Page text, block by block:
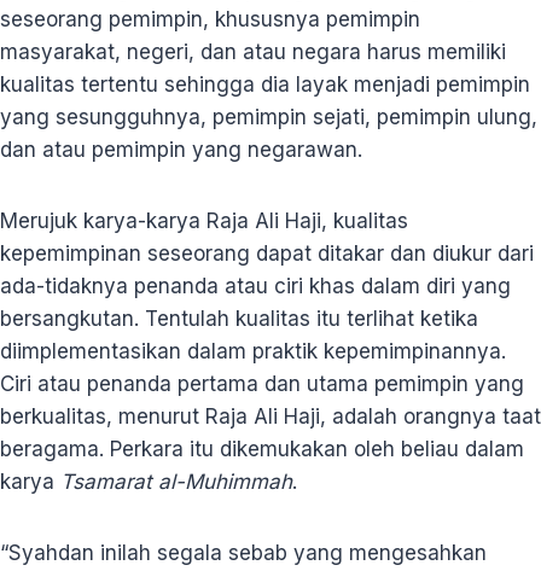
seseorang pemimpin, khususnya pemimpin
masyarakat, negeri, dan atau negara harus memiliki
kualitas tertentu sehingga dia layak menjadi pemimpin
yang sesungguhnya, pemimpin sejati, pemimpin ulung,
dan atau pemimpin yang negarawan.
Merujuk karya-karya Raja Ali Haji, kualitas
kepemimpinan seseorang dapat ditakar dan diukur dari
ada-tidaknya penanda atau ciri khas dalam diri yang
bersangkutan. Tentulah kualitas itu terlihat ketika
diimplementasikan dalam praktik kepemimpinannya.
Ciri atau penanda pertama dan utama pemimpin yang
berkualitas, menurut Raja Ali Haji, adalah orangnya taat
beragama. Perkara itu dikemukakan oleh beliau dalam
karya Tsamarat al-Muhimmah.
“Syahdan inilah segala sebab yang mengesahkan